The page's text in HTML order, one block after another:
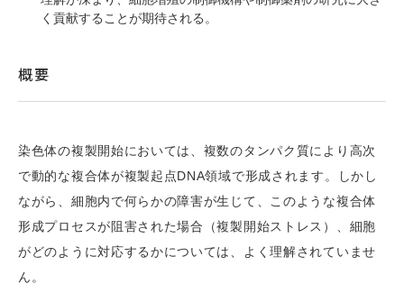
く貢献することが期待される。
概要
染色体の複製開始においては、複数のタンパク質により高次
で動的な複合体が複製起点DNA領域で形成されます。しかし
ながら、細胞内で何らかの障害が生じて、このような複合体
形成プロセスが阻害された場合（複製開始ストレス）、細胞
がどのように対応するかについては、よく理解されていませ
ん。